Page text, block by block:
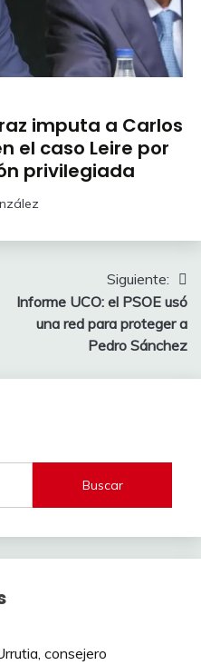
imputa a Carlos
el caso Leire por
privilegiada
Siguiente:
Informe UCO: el PSOE usó
una red para proteger a
Pedro Sánchez
consejero